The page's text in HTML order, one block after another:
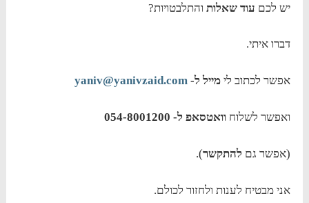
יש לכם עוד שאלות והתלבטויות?
דברו איתי.
אפשר לכתוב לימייל ל-yaniv@yanivzaid.com
ואפשר לשלוח וואטסאפ ל- 054-8001200
(אפשר גם להתקשר).
אני מבטיח לענות ולחזור לכולם.